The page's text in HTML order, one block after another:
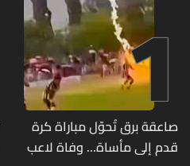
1
صاعقة برق تُحوّل مباراة كرة
قدم إلى مأساة... وفاة لاعب